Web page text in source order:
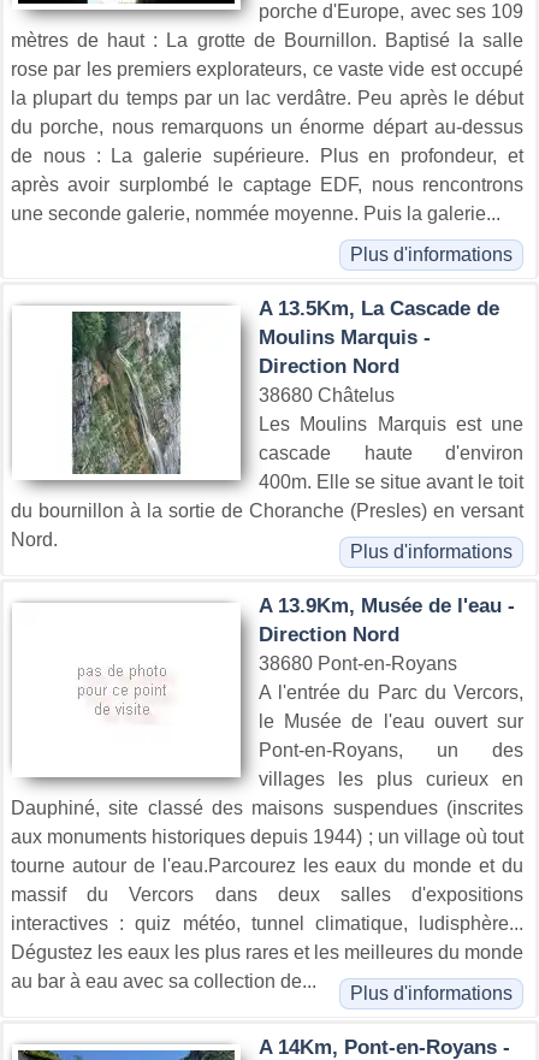
porche d'Europe, avec ses 109
mètres de haut : La grotte de Bournillon. Baptisé la salle
rose par les premiers explorateurs, ce vaste vide est occupé
la plupart du temps par un lac verdâtre. Peu après le début
du porche, nous remarquons un énorme départ au-dessus
de nous : La galerie supérieure. Plus en profondeur, et
après avoir surplombé le captage EDF, nous rencontrons
une seconde galerie, nommée moyenne. Puis la galerie...
Plus d'informations
A 13.5Km, La Cascade de
Moulins Marquis -
Direction Nord
38680 Châtelus
Les Moulins Marquis est une
cascade haute d'environ
400m. Elle se situe avant le toit
du bournillon à la sortie de Choranche (Presles) en versant
Nord.
Plus d'informations
A 13.9Km, Musée de l'eau -
Direction Nord
38680 Pont-en-Royans
A l'entrée du Parc du Vercors,
le Musée de l'eau ouvert sur
Pont-en-Royans, un des
villages les plus curieux en
Dauphiné, site classé des maisons suspendues (inscrites
aux monuments historiques depuis 1944) ; un village où tout
tourne autour de l'eau.Parcourez les eaux du monde et du
massif du Vercors dans deux salles d'expositions
interactives : quiz météo, tunnel climatique, ludisphère...
Dégustez les eaux les plus rares et les meilleures du monde
au bar à eau avec sa collection de...
Plus d'informations
A 14Km, Pont-en-Royans -